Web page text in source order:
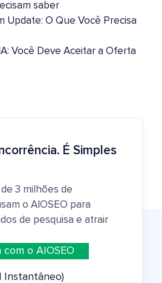
saber
Update: O Que Você Precisa
Você Deve Aceitar a Oferta
É Simples
3 milhões de
o AIOSEO para
de pesquisa e atrair
o AIOSEO
Instantâneo)